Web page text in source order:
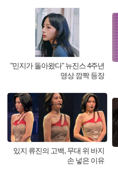
"민지가 돌아왔다" 뉴진스 4주년
영상 깜짝 등장
있지 류진의 고백, 무대 위 바지
손 넣은 이유